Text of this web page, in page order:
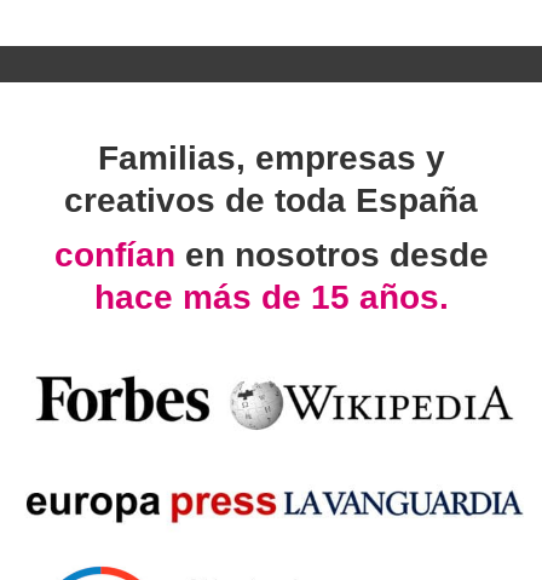
Familias, empresas y
creativos de toda España
confían en nosotros desde
hace más de 15 años.